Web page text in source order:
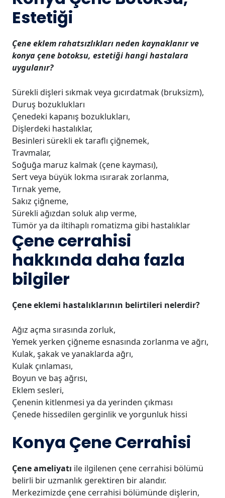
Estetiği
Çene eklem rahatsızlıkları neden kaynaklanır ve
konya çene botoksu, estetiği hangi hastalara
uygulanır?
Sürekli dişleri sıkmak veya gıcırdatmak (bruksizm),
Duruş bozuklukları
Çenedeki kapanış bozuklukları,
Dişlerdeki hastalıklar,
Besinleri sürekli ek taraflı çiğnemek,
Travmalar,
Soğuğa maruz kalmak (çene kayması),
Sert veya büyük lokma ısırarak zorlanma,
Tırnak yeme,
Sakız çiğneme,
Sürekli ağızdan soluk alıp verme,
Tümör ya da iltihaplı romatizma gibi hastalıklar
Çene cerrahisi
hakkında daha fazla
bilgiler
Çene eklemi hastalıklarının belirtileri nelerdir?
Ağız açma sırasında zorluk,
Yemek yerken çiğneme esnasında zorlanma ve ağrı,
Kulak, şakak ve yanaklarda ağrı,
Kulak çınlaması,
Boyun ve baş ağrısı,
Eklem sesleri,
Çenenin kitlenmesi ya da yerinden çıkması
Çenede hissedilen gerginlik ve yorgunluk hissi
Konya Çene Cerrahisi
Çene ameliyatı ile ilgilenen çene cerrahisi bölümü
belirli bir uzmanlık gerektiren bir alandır.
Merkezimizde çene cerrahisi bölümünde dişlerin,